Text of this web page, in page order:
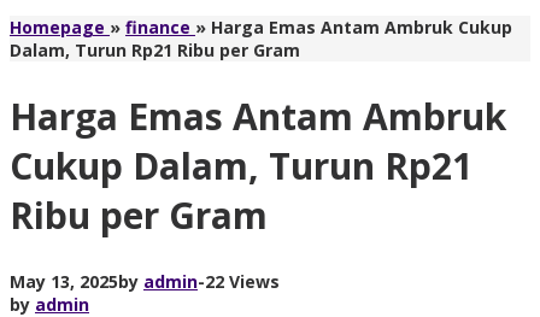
Homepage » finance » Harga Emas Antam Ambruk Cukup
Dalam, Turun Rp21 Ribu per Gram
Harga Emas Antam Ambruk
Cukup Dalam, Turun Rp21
Ribu per Gram
May 13, 2025by admin-22 Views
by admin